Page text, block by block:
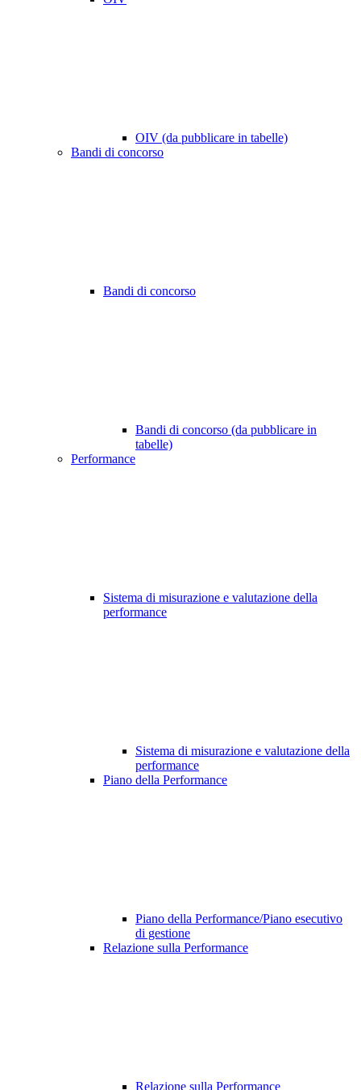
OIV (da pubblicare in tabelle)
Bandi di concorso
Bandi di concorso
Bandi di concorso (da pubblicare in
tabelle)
Performance
Sistema di misurazione e valutazione della
performance
Sistema di misurazione e valutazione della
performance
Piano della Performance
Piano della Performance/Piano esecutivo
di gestione
Relazione sulla Performance
Relazione sulla Performance